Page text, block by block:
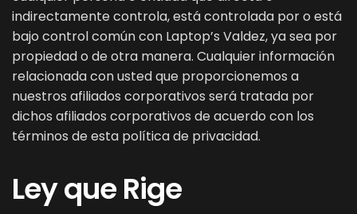
indirectamente controla, está controlada por o está
bajo control común con Laptop’s Valdez, ya sea por
propiedad o de otra manera. Cualquier información
relacionada con usted que proporcionemos a
nuestros afiliados corporativos será tratada por
dichos afiliados corporativos de acuerdo con los
términos de esta política de privacidad.
Ley que Rige